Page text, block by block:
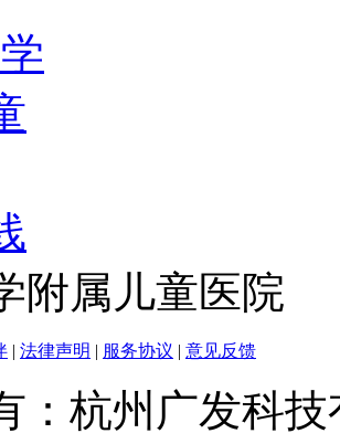
附属儿童医院
| 法律声明 | 服务协议 | 意见反馈
：杭州广发科